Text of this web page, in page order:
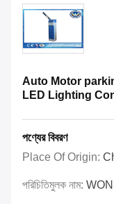
Auto Motor
LED Lighting
পণ্যের বিবরণ
Place Of Origin:
পরিচিতিমুলক নাম: